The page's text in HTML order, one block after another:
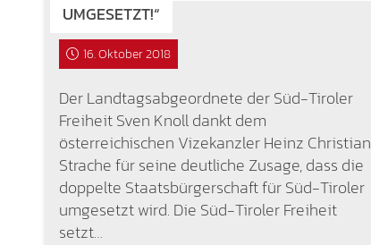
UMGESETZT!“
16. Oktober 2018
Der Landtagsabgeordnete der Süd-Tiroler
Freiheit Sven Knoll dankt dem
österreichischen Vizekanzler Heinz Christian
Strache für seine deutliche Zusage, dass die
doppelte Staatsbürgerschaft für Süd-Tiroler
umgesetzt wird. Die Süd-Tiroler Freiheit
setzt…